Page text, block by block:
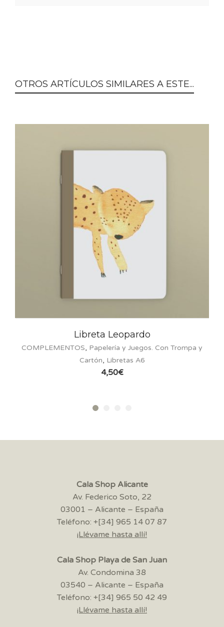
OTROS ARTÍCULOS SIMILARES A ESTE...
Libreta Leopardo
COMPLEMENTOS, Papelería y Juegos. Con Trompa y
Cartón, Libretas A6
4,50€
Cala Shop Alicante
Av. Federico Soto, 22
03001 – Alicante – España
Teléfono: +[34] 965 14 07 87
¡Llévame hasta allí!
Cala Shop Playa de San Juan
Av. Condomina 38
03540 – Alicante – España
Teléfono: +[34] 965 50 42 49
¡Llévame hasta allí!